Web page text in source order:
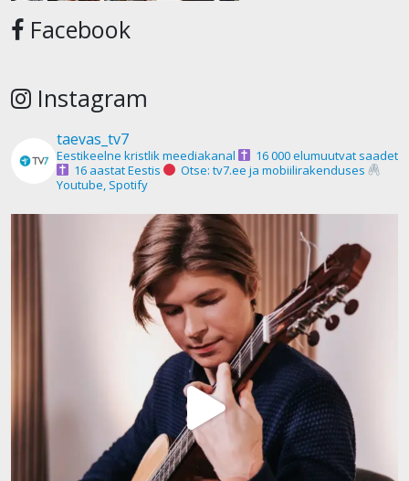
Facebook
Instagram
taevas_tv7
Eestikeelne kristlik meediakanal
16 000 elumuutvat saadet
16 aastat Eestis
Otse: tv7.ee ja mobiilirakenduses
Youtube, Spotify